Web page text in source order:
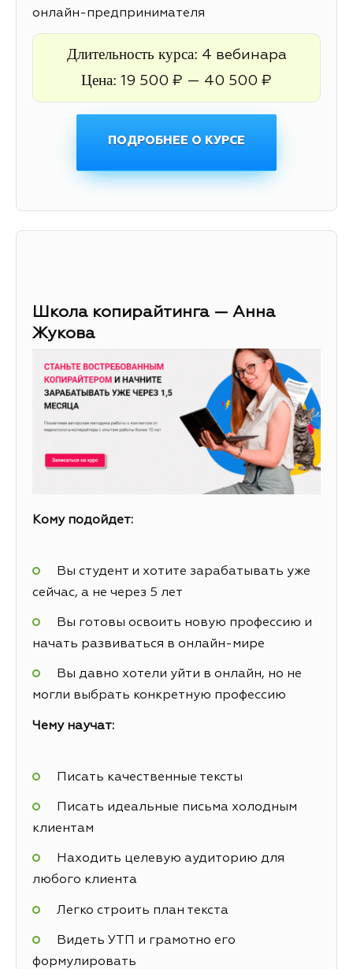
онлайн-предпринимателя
Длительность курса: 4 вебинара
Цена: 19 500 ₽ — 40 500 ₽
ПОДРОБНЕЕ О КУРСЕ
Школа копирайтинга — Анна
Жукова
Кому подойдет:
Вы студент и хотите зарабатывать уже
сейчас, а не через 5 лет
Вы готовы освоить новую профессию и
начать развиваться в онлайн-мире
Вы давно хотели уйти в онлайн, но не
могли выбрать конкретную профессию
Чему научат:
Писать качественные тексты
Писать идеальные письма холодным
клиентам
Находить целевую аудиторию для
любого клиента
Легко строить план текста
Видеть УТП и грамотно его
формулировать